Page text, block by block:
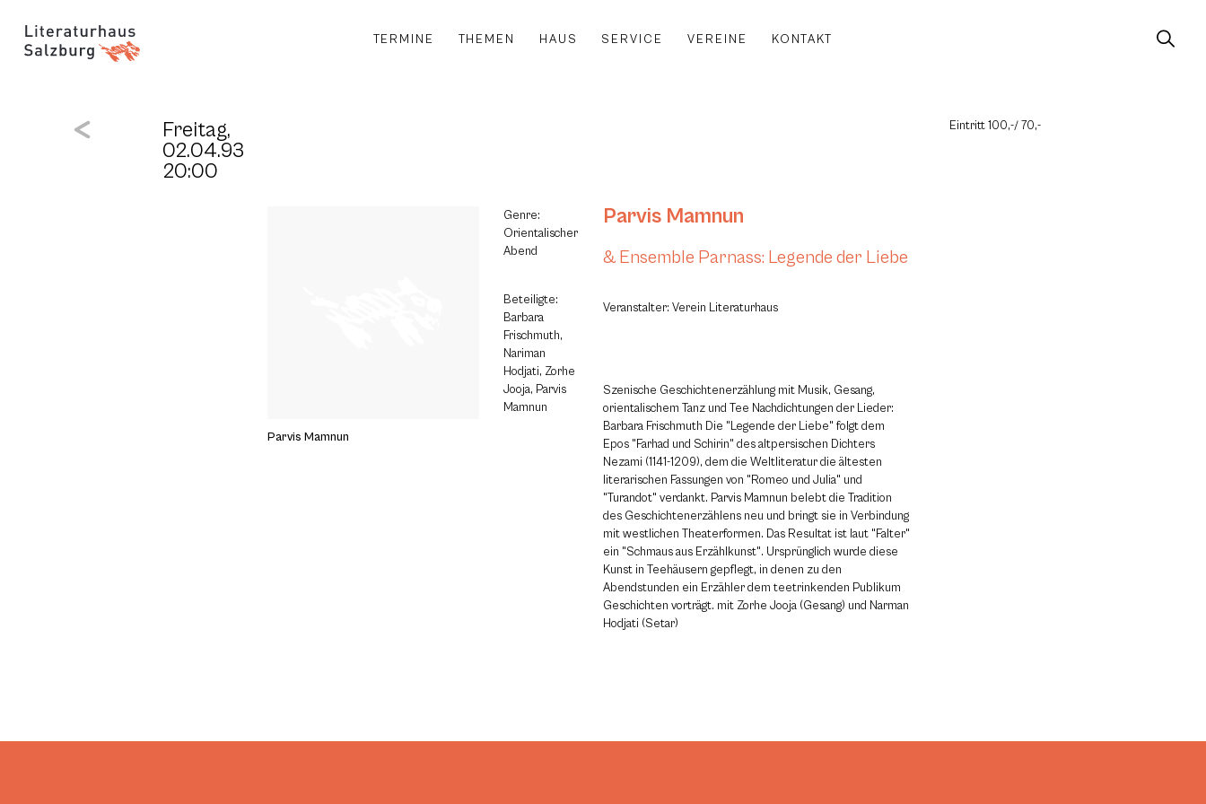
TERMINE THEMEN HAUS SERVICE VEREINE KONTAKT
Freitag,
02.04.93
20:00
Eintritt 100,-/ 70,-
Parvis Mamnun
Genre:
Orientalischer
Abend
Beteiligte:
Barbara
Frischmuth,
Nariman
Hodjati, Zorhe
Jooja, Parvis
Mamnun
Parvis Mamnun
& Ensemble Parnass: Legende der Liebe
Veranstalter: Verein Literaturhaus
Szenische Geschichtenerzählung mit Musik, Gesang,
orientalischem Tanz und Tee Nachdichtungen der Lieder:
Barbara Frischmuth Die "Legende der Liebe" folgt dem
Epos "Farhad und Schirin" des altpersischen Dichters
Nezami (1141-1209), dem die Weltliteratur die ältesten
literarischen Fassungen von "Romeo und Julia" und
"Turandot" verdankt. Parvis Mamnun belebt die Tradition
des Geschichtenerzählens neu und bringt sie in Verbindung
mit westlichen Theaterformen. Das Resultat ist laut "Falter"
ein "Schmaus aus Erzählkunst". Ursprünglich wurde diese
Kunst in Teehäusern gepflegt, in denen zu den
Abendstunden ein Erzähler dem teetrinkenden Publikum
Geschichten vorträgt. mit Zorhe Jooja (Gesang) und Narman
Hodjati (Setar)